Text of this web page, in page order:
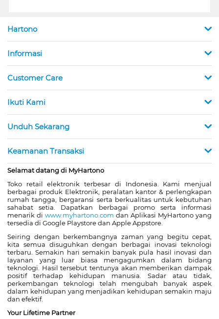
Hartono
Informasi
Customer Care
Ikuti Kami
Unduh Sekarang
Keamanan Transaksi
Selamat datang di MyHartono
Toko retail elektronik terbesar di Indonesia. Kami menjual
berbagai produk Elektronik, peralatan kantor & perlengkapan
rumah tangga, bergaransi serta berkualitas untuk kebutuhan
sahabat setia. Dapatkan berbagai promo serta informasi
menarik di www.myhartono.com dan Aplikasi MyHartono yang
tersedia di Google Playstore dan Apple Appstore.
Seiring dengan berkembangnya zaman yang begitu cepat,
kita semua disuguhkan dengan berbagai inovasi teknologi
terbaru. Semakin hari semakin banyak pula hasil inovasi dan
layanan yang luar biasa mengagumkan dalam bidang
teknologi. Hasil tersebut tentunya akan memberikan dampak
positif terhadap kehidupan manusia. Sadar atau tidak,
perkembangan teknologi telah mengubah banyak aspek
dalam kehidupan yang menjadikan kehidupan semakin maju
dan efektif.
Your Lifetime Partner